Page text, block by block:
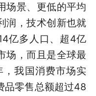
场景、更低的平均
润，技术创新也就
亿多人口、超4亿
场，而且是全球最
我国消费市场实
品零售总额超过48